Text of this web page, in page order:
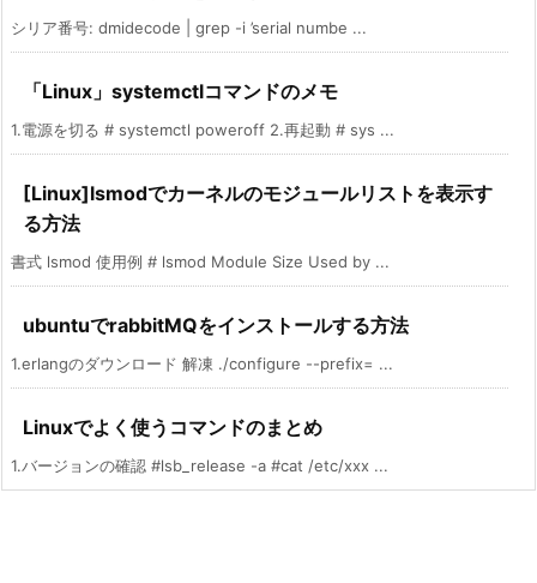
シリア番号: dmidecode | grep -i ’serial numbe ...
「Linux」systemctlコマンドのメモ
1.電源を切る # systemctl poweroff 2.再起動 # sys ...
[Linux]lsmodでカーネルのモジュールリストを表示す
る方法
書式 lsmod 使用例 # lsmod Module Size Used by ...
ubuntuでrabbitMQをインストールする方法
1.erlangのダウンロード 解凍 ./configure --prefix= ...
Linuxでよく使うコマンドのまとめ
1.バージョンの確認 #lsb_release -a #cat /etc/xxx ...